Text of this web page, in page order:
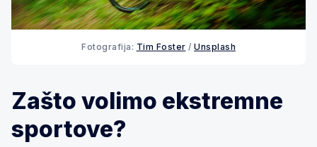
Fotografija: Tim Foster / Unsplash
Zašto volimo ekstremne
sportove?